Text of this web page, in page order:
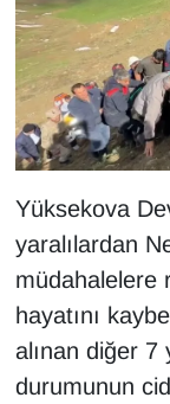
Yüksekova
yaralılardan
müdahalelere
hayatını
alınan diğer 7
durumunun
SPOR
TEBRİK
Turizm
VAN'DA
Vasıta
YAŞAM